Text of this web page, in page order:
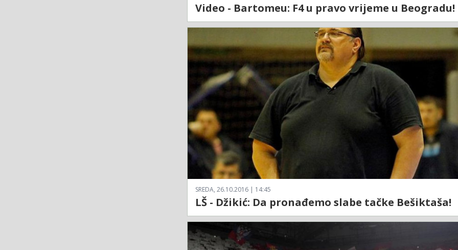
Video - Bartomeu: F4 u pravo vrijeme u Beogradu!
SREDA, 26.10.2016 | 14:45
LŠ - Džikić: Da pronađemo slabe tačke Bešiktaša!